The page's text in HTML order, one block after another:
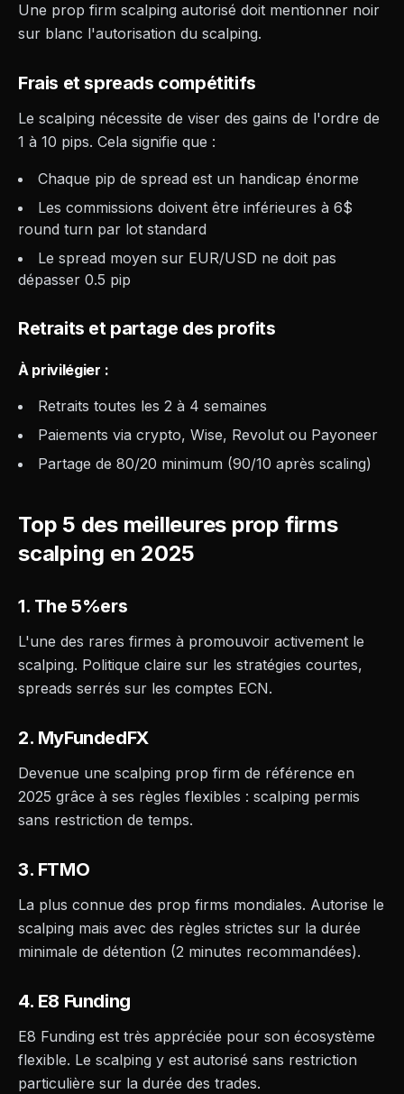
Une prop firm scalping autorisé doit mentionner noir
sur blanc l'autorisation du scalping.
Frais et spreads compétitifs
Le scalping nécessite de viser des gains de l'ordre de
1 à 10 pips. Cela signifie que :
Chaque pip de spread est un handicap énorme
Les commissions doivent être inférieures à 6$
round turn par lot standard
Le spread moyen sur EUR/USD ne doit pas
dépasser 0.5 pip
Retraits et partage des profits
À privilégier :
Retraits toutes les 2 à 4 semaines
Paiements via crypto, Wise, Revolut ou Payoneer
Partage de 80/20 minimum (90/10 après scaling)
Top 5 des meilleures prop firms
scalping en 2025
1. The 5%ers
L'une des rares firmes à promouvoir activement le
scalping. Politique claire sur les stratégies courtes,
spreads serrés sur les comptes ECN.
2. MyFundedFX
Devenue une scalping prop firm de référence en
2025 grâce à ses règles flexibles : scalping permis
sans restriction de temps.
3. FTMO
La plus connue des prop firms mondiales. Autorise le
scalping mais avec des règles strictes sur la durée
minimale de détention (2 minutes recommandées).
4. E8 Funding
E8 Funding est très appréciée pour son écosystème
flexible. Le scalping y est autorisé sans restriction
particulière sur la durée des trades.